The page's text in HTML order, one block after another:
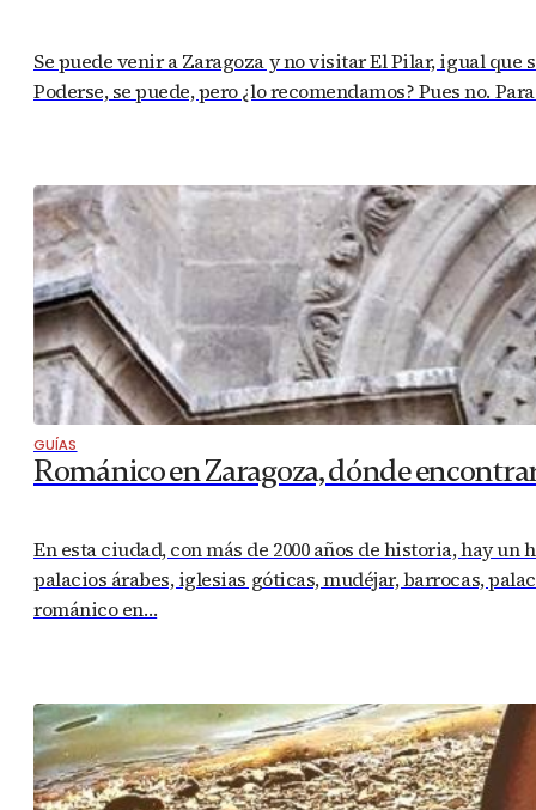
Se puede venir a Zaragoza y no visitar El Pilar, igual que
Poderse, se puede, pero ¿lo recomendamos? Pues no.
GUÍAS
Románico en Zaragoza, dónde
En esta ciudad, con más de 2000 años de historia, hay
palacios árabes, iglesias góticas, mudéjar, barrocas,
románico en…